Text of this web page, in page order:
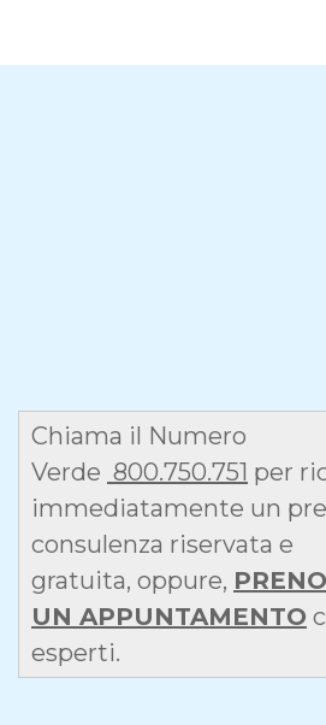
Chiama il Numero
Verde 800.750.751 per
immediatamente un
consulenza riservata e
gratuita, oppure,
UN APPUNTAMENTO
esperti.